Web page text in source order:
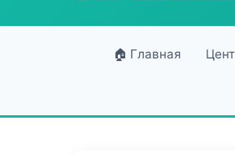
🏠 Главная